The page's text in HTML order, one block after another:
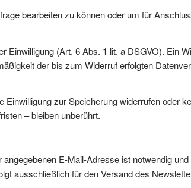
bearbeiten zu können oder um für
(Art. 6 Abs. 1 lit. a DSGVO). Ein
der bis zum Widerruf erfolgten
zur Speicherung widerrufen oder
– bleiben unberührt.
E-Mail-Adresse ist notwendig
ausschließlich für den Versand des